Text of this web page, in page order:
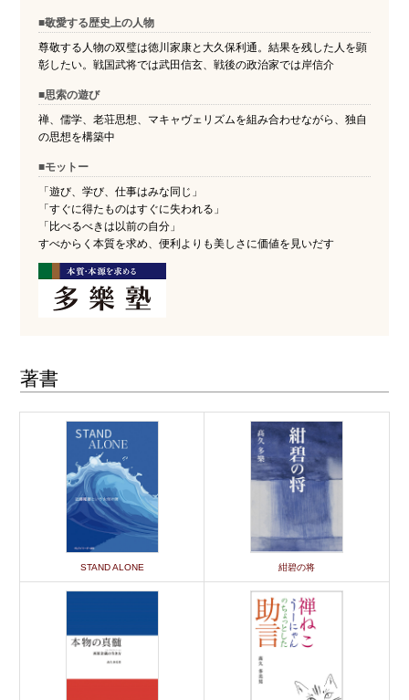
■敬愛する歴史上の人物
尊敬する人物の双璧は徳川家康と大久保利通。結果を残した人を顕
彰したい。戦国武将では武田信玄、戦後の政治家では岸信介
■思索の遊び
禅、儒学、老荘思想、マキャヴェリズムを組み合わせながら、独自
の思想を構築中
■モットー
「遊び、学び、仕事はみな同じ」
「すぐに得たものはすぐに失われる」
「比べるべきは以前の自分」
すべからく本質を求め、便利よりも美しさに価値を見いだす
著書
STAND ALONE 紺碧の将